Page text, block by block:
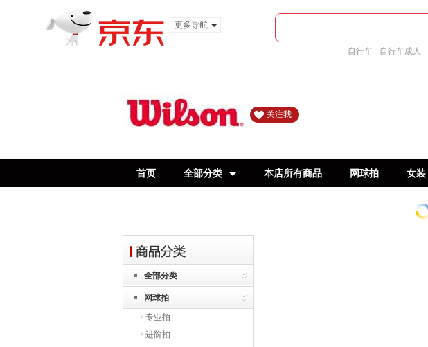
更多导航
自行车 自行车成人
关注我
首页 全部分类 本店所有商品 网球拍 女装
全部分类
网球拍
专业拍
进阶拍